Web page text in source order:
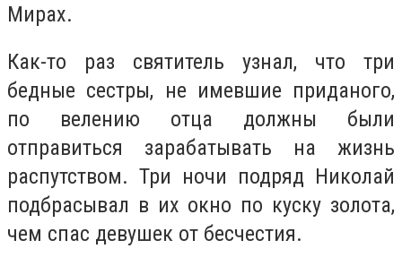
Мирах.
Как-то раз святитель узнал, что три
бедные сестры, не имевшие приданого,
по велению отца должны были
отправиться зарабатывать на жизнь
распутством. Три ночи подряд Николай
подбрасывал в их окно по куску золота,
чем спас девушек от бесчестия.